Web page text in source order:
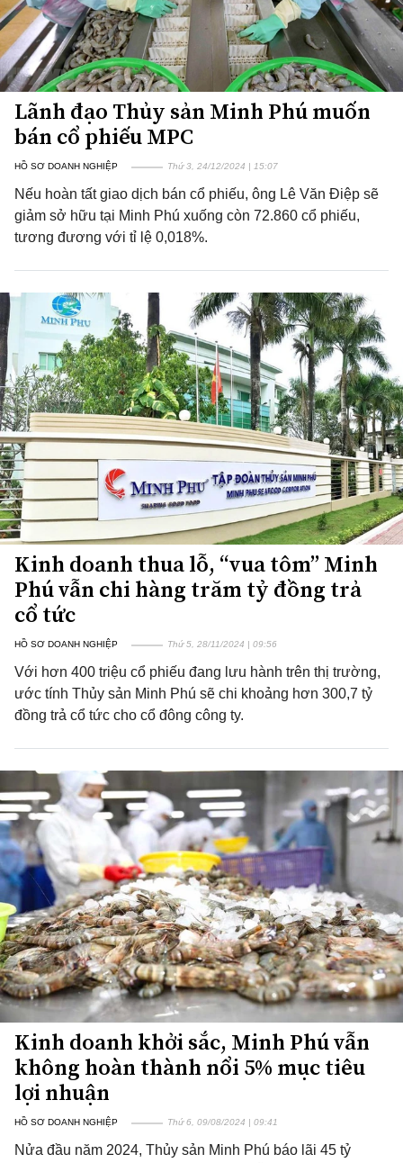
Lãnh đạo Thủy sản Minh Phú muốn
bán cổ phiếu MPC
HỒ SƠ DOANH NGHIỆP Thứ 3, 24/12/2024 | 15:07
Nếu hoàn tất giao dịch bán cổ phiếu, ông Lê Văn Điệp sẽ
giảm sở hữu tại Minh Phú xuống còn 72.860 cổ phiếu,
tương đương với tỉ lệ 0,018%.
Kinh doanh thua lỗ, “vua tôm” Minh
Phú vẫn chi hàng trăm tỷ đồng trả
cổ tức
HỒ SƠ DOANH NGHIỆP Thứ 5, 28/11/2024 | 09:56
Với hơn 400 triệu cổ phiếu đang lưu hành trên thị trường,
ước tính Thủy sản Minh Phú sẽ chi khoảng hơn 300,7 tỷ
đồng trả cổ tức cho cổ đông công ty.
Kinh doanh khởi sắc, Minh Phú vẫn
không hoàn thành nổi 5% mục tiêu
lợi nhuận
HỒ SƠ DOANH NGHIỆP Thứ 6, 09/08/2024 | 09:41
Nửa đầu năm 2024, Thủy sản Minh Phú báo lãi 45 tỷ